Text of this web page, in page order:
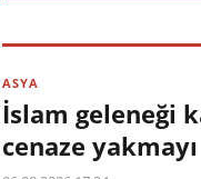
ASYA
İslam geleneği
cenaze